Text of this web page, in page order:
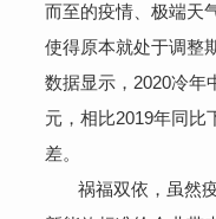
而至的疫情、极端天
使得原本就处于调整
数据显示，2020冷年
元，相比2019年同比
差。
祸福双依，虽然